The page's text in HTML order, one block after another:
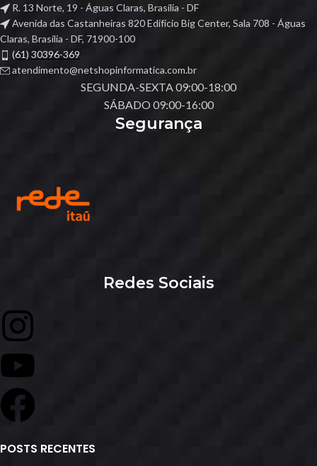
R. 13 Norte, 19 - Águas Claras, Brasília - DF
Avenida das Castanheiras 820 Edifício Big Center, Sala 708 - Águas
Claras, Brasília - DF, 71900-100
(61) 30396-369
atendimento@netshopinformatica.com.br
SEGUNDA-SEXTA 09:00-18:00
SÁBADO 09:00-16:00
Segurança
Redes Sociais
POSTS RECENTES